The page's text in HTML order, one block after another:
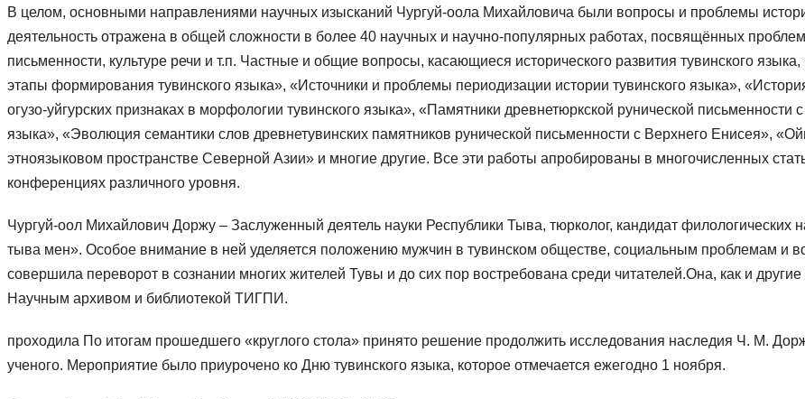
В целом, основными направлениями научных изысканий Чургуй-оола Михайловича были вопросы и проблемы
деятельность отражена в общей сложности в более 40 научных и научно-популярных работах, посвящённых
письменности, культуре речи и т.п. Частные и общие вопросы, касающиеся исторического развития тувинского
этапы формирования тувинского языка», «Источники и проблемы периодизации истории тувинского языка»,
огузо-уйгурских признаках в морфологии тувинского языка», «Памятники древнетюркской рунической письменности
языка», «Эволюция семантики слов древнетувинских памятников рунической письменности с Верхнего Енисея»,
этноязыковом пространстве Северной Азии» и многие другие. Все эти работы апробированы в многочисленных
конференциях различного уровня.
Чургуй-оол Михайлович Доржу – Заслуженный деятель науки Республики Тыва, тюрколог, кандидат филологических
тыва мен». Особое внимание в ней уделяется положению мужчин в тувинском обществе, социальным проблемам и
совершила переворот в сознании многих жителей Тувы и до сих пор востребована среди читателей.Она, как и
Научным архивом и библиотекой ТИГПИ.
проходила По итогам прошедшего «круглого стола» принято решение продолжить исследования наследия Ч. М.
ученого. Мероприятие было приурочено ко Дню тувинского языка, которое отмечается ежегодно 1 ноября.